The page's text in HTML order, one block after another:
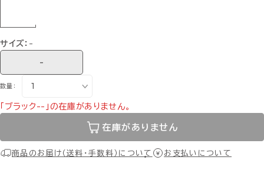
サイズ： -
-
数量：
「ブラック--」の在庫がありません。
在庫がありません
商品のお届け（送料・手数料）について お支払いについて